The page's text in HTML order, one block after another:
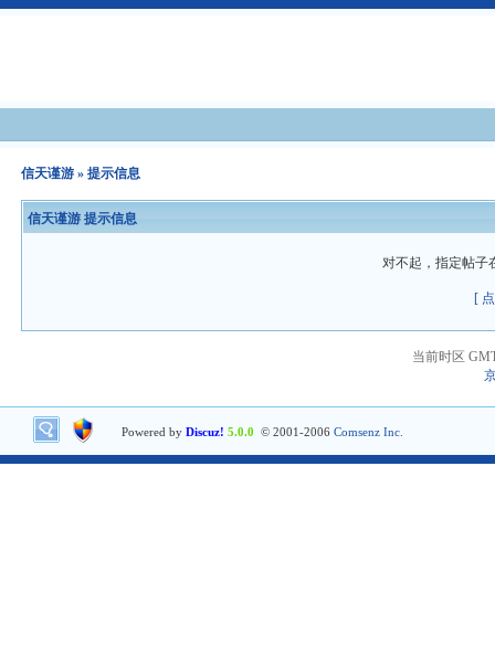
信天谨游 » 提示信息
信天谨游 提示信息
对不起，指定帖子
[
当前时区
Powered by Discuz! 5.0.0 © 2001-2006 Comsenz Inc.